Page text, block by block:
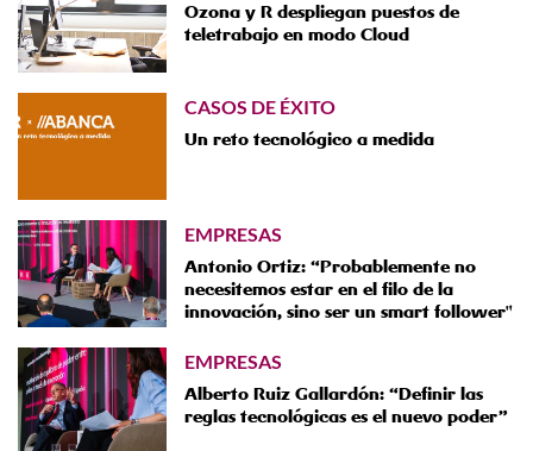
Ozona y R despliegan puestos de
teletrabajo en modo Cloud
CASOS DE ÉXITO
Un reto tecnológico a medida
EMPRESAS
Antonio Ortiz: “Probablemente no
necesitemos estar en el filo de la
innovación, sino ser un smart follower"
EMPRESAS
Alberto Ruiz Gallardón: “Definir las
reglas tecnológicas es el nuevo poder”